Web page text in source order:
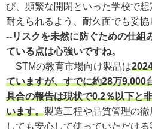
び、頻繁な開閉といった学校で
耐えられるよう、耐久面でも妥協
--リスクを未然に防ぐための仕組
ている点は心強いですね。
STMの教育市場向け製品は
ていますが、すでに約28万9,000
具合の報告は現状で0.2％以下と
います。製造工程や品質管理の
しても安心して使っていただける